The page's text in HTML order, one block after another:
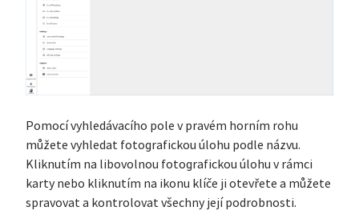
Pomocí vyhledávacího pole v pravém horním rohu
můžete vyhledat fotografickou úlohu podle názvu.
Kliknutím na libovolnou fotografickou úlohu v rámci
karty nebo kliknutím na ikonu klíče ji otevřete a můžete
spravovat a kontrolovat všechny její podrobnosti.